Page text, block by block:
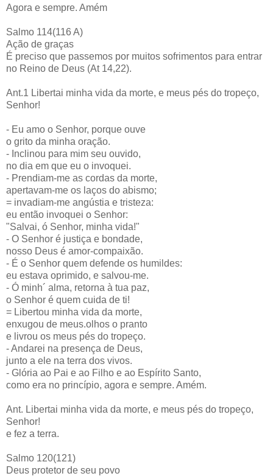
Agora e sempre. Amém
Salmo 114(116 A)
Ação de graças
É preciso que passemos por muitos sofrimentos para entrar
no Reino de Deus (At 14,22).
Ant.1 Libertai minha vida da morte, e meus pés do tropeço,
Senhor!
- Eu amo o Senhor, porque ouve
o grito da minha oração.
- Inclinou para mim seu ouvido,
no dia em que eu o invoquei.
- Prendiam-me as cordas da morte,
apertavam-me os laços do abismo;
= invadiam-me angústia e tristeza:
eu então invoquei o Senhor:
"Salvai, ó Senhor, minha vida!"
- O Senhor é justiça e bondade,
nosso Deus é amor-compaixão.
- É o Senhor quem defende os humildes:
eu estava oprimido, e salvou-me.
- Ó minh´ alma, retorna à tua paz,
o Senhor é quem cuida de ti!
= Libertou minha vida da morte,
enxugou de meus.olhos o pranto
e livrou os meus pés do tropeço.
- Andarei na presença de Deus,
junto a ele na terra dos vivos.
- Glória ao Pai e ao Filho e ao Espírito Santo,
como era no princípio, agora e sempre. Amém.
Ant. Libertai minha vida da morte, e meus pés do tropeço,
Senhor!
e fez a terra.
Salmo 120(121)
Deus protetor de seu povo